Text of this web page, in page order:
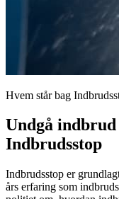
Hvem står bag
Undgå
Indbrudsstop
Indbrudsstop er
års erfaring som